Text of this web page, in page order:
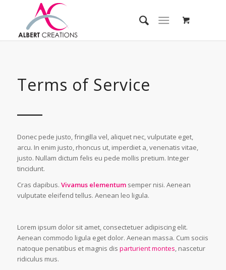
Terms of Service
Donec pede justo, fringilla vel, aliquet nec, vulputate eget,
arcu. In enim justo, rhoncus ut, imperdiet a, venenatis vitae,
justo. Nullam dictum felis eu pede mollis pretium. Integer
tincidunt.
Cras dapibus. Vivamus elementumsemper nisi. Aenean
vulputate eleifend tellus. Aenean leo ligula.
Lorem ipsum dolor sit amet, consectetuer adipiscing elit.
Aenean commodo ligula eget dolor. Aenean massa. Cum sociis
natoque penatibus et magnis dis parturient montes, nascetur
ridiculus mus.